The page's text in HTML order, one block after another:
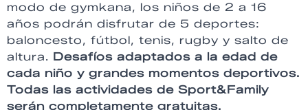
modo de gymkana, los niños de 2 a 16
años podrán disfrutar de 5 deportes:
baloncesto, fútbol, tenis, rugby y salto de
altura. Desafíos adaptados a la edad de
cada niño y grandes momentos deportivos.
Todas las actividades de Sport&Family
serán completamente gratuitas.